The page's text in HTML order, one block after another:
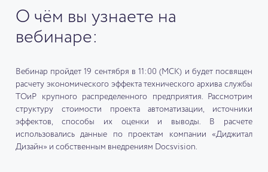
О чём вы узнаете на
вебинаре:
Вебинар пройдет 19 сентября в 11:00 (МСК) и будет посвящен
расчету экономического эффекта технического архива службы
ТОиР крупного распределенного предприятия. Рассмотрим
структуру стоимости проекта автоматизации, источники
эффектов, способы их оценки и выводы. В расчете
использовались данные по проектам компании «Диджитал
Дизайн» и собственным внедрениям Docsvision.